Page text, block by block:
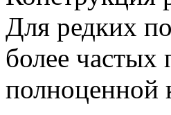
Для редких
более
полноценной